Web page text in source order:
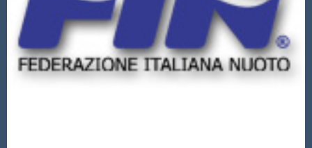
Videogallery
Intranet